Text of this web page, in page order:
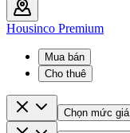
Housinco Premium
Mua bán
Cho thuê
Chọn mức giá